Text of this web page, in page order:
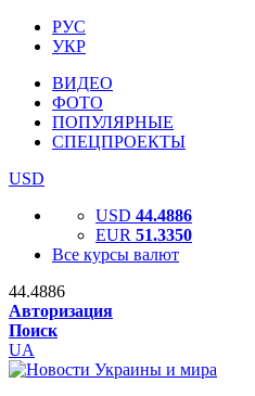
РУС
УКР
ВИДЕО
ФОТО
ПОПУЛЯРНЫЕ
СПЕЦПРОЕКТЫ
USD
USD 44.4886
EUR 51.3350
Все курсы валют
44.4886
Авторизация
Поиск
UA